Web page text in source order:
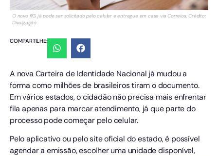
O novo RG já pode ser solicitado pelo celular e entregue em casa via Correios. Crédito:
Divulgação
COMPARTILHE:
A nova Carteira de Identidade Nacional já mudou a
forma como milhões de brasileiros tiram o documento.
Em vários estados, o cidadão não precisa mais enfrentar
fila apenas para marcar atendimento, já que parte do
processo pode começar pelo celular.
Pelo aplicativo ou pelo site oficial do estado, é possível
agendar a emissão, escolher uma unidade disponível,